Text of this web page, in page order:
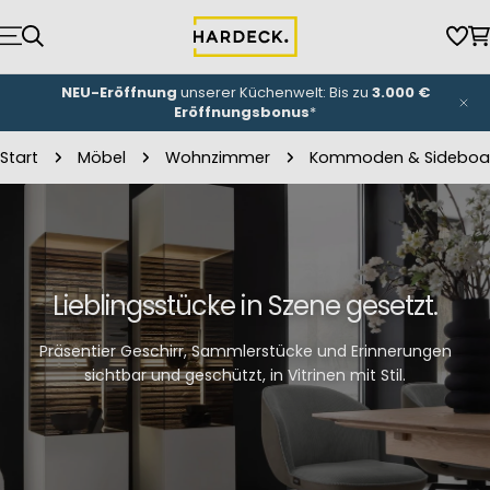
Inhalt
springen
NEU-Eröffnung unserer Küchenwelt: Bis zu 3.000 €
Eröffnungsbonus*
Start Möbel Wohnzimmer Kommoden &
Lieblingsstücke in Szene gesetzt.
Präsentier Geschirr, Sammlerstücke und Erinnerungen
sichtbar und geschützt, in Vitrinen mit Stil.